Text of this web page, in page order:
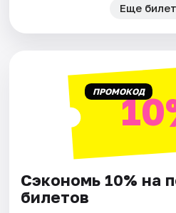
Еще
ПРОМОКОД
Сэкономь 10% на
билетов